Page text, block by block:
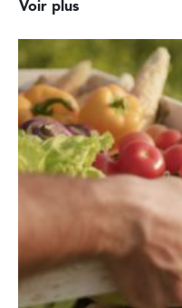
Voir plus